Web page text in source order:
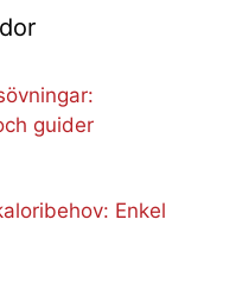
guider
Enkel